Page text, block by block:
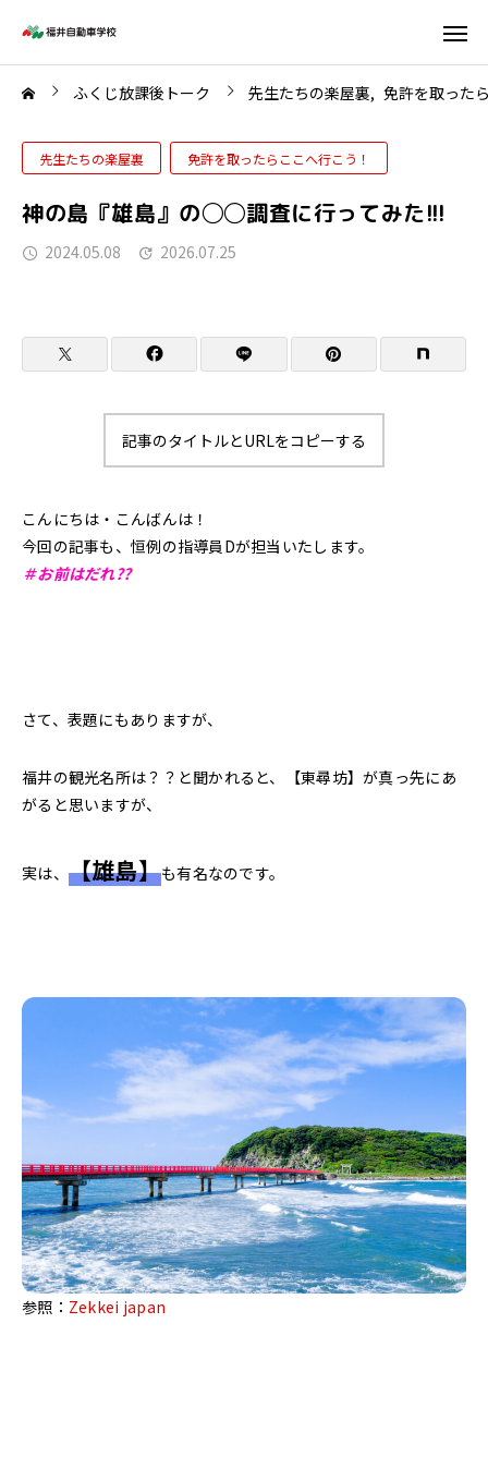
ふくじ放課後トーク 先生たちの楽屋裏 免許を取った
先生たちの楽屋裏 免許を取ったらここへ行こう！
神の島『雄島』の◯◯調査に行ってみた!!!
2024.05.08 2026.07.25
記事のタイトルとURLをコピーする
こんにちは・こんばんは！
今回の記事も、恒例の指導員Dが担当いたします。
＃お前はだれ??
さて、表題にもありますが、
福井の観光名所は？？と聞かれると、【東尋坊】が真っ先にあ
がると思いますが、
実は、 【雄島】も有名なのです。
参照： Zekkei japan